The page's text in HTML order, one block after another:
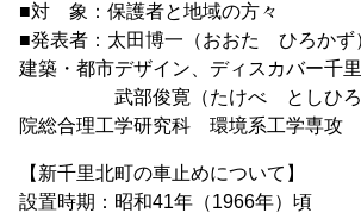
■対 象：保護者と地域の方々
■発表者：太田博一（おおた ひろかず
建築・都市デザイン、ディスカバー千
武部俊寛（たけべ としひろ）
院総合理工学研究科 環境系工学専攻
【新千里北町の車止めについて】
設置時期：昭和41年（1966年）頃